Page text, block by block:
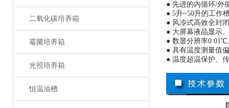
二氧化碳培养箱
霉菌培养箱
光照培养箱
恒温油槽
● 先进的内循环/外
● 5升~50升的工作
● 风冷式高效全封
● 大屏幕液晶显示
● 数显分辨率0.01℃
● 具有温度测量值
● 温度超温保护、